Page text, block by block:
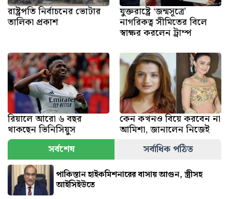
রাষ্ট্রপতি নির্বাচনের ভোটার
তালিকা প্রকাশ
যুক্তরাষ্ট্রে ‘জন্মসূত্রে’
নাগরিকত্ব সীমিতের বিলে
স্বাক্ষর করলেন ট্রাম্প
রিয়ালে আরো ৬ বছর
থাকছেন ভিনিসিয়ুস
কেন কখনও বিয়ে করবেন না
আমিশা, জানালেন নিজেই
সর্বশেষ
সর্বাধিক পঠিত
পাকিস্তান হাইকমিশনারের বাসায় আগুন, স্ত্রীসহ
আইসিইউতে